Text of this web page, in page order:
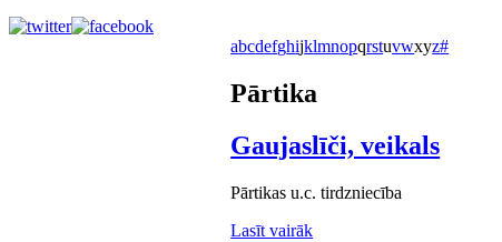
abcdefghijklmnopqrstuvwxyz#
Pārtika
Gaujaslīči, veikals
Pārtikas u.c. tirdzniecība
Lasīt vairāk